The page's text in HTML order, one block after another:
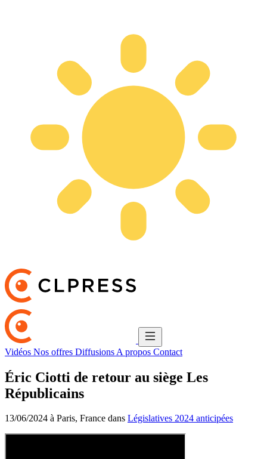
Vidéos Nos offres Diffusions A propos Contact
Éric Ciotti de retour au siège Les
Républicains
13/06/2024 à Paris, France dans Législatives 2024 anticipées